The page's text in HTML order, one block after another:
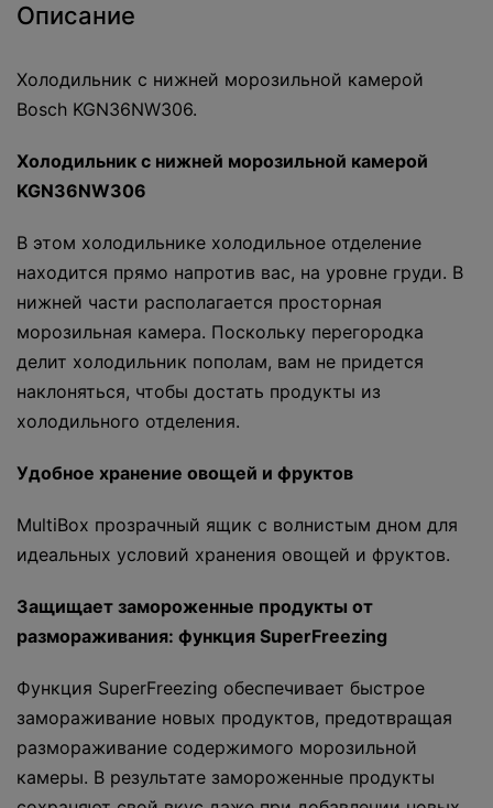
Описание
Холодильник с нижней морозильной камерой
Bosch KGN36NW306.
Холодильник с нижней морозильной камерой
KGN36NW306
В этом холодильнике холодильное отделение
находится прямо напротив вас, на уровне груди. В
нижней части располагается просторная
морозильная камера. Поскольку перегородка
делит холодильник пополам, вам не придется
наклоняться, чтобы достать продукты из
холодильного отделения.
Удобное хранение овощей и фруктов
MultiBox прозрачный ящик с волнистым дном для
идеальных условий хранения овощей и фруктов.
Защищает замороженные продукты от
размораживания: функция SuperFreezing
Функция SuperFreezing обеспечивает быстрое
замораживание новых продуктов, предотвращая
размораживание содержимого морозильной
камеры. В результате замороженные продукты